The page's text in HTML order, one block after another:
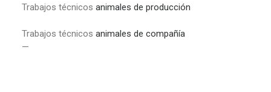
Trabajos técnicos animales de producción
Trabajos técnicos animales de compañía
—